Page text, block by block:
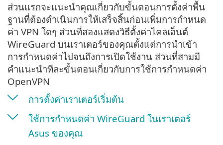
ส่วนแรกจะแนะนำคุณเกี่ยวกับขั้นตอนการตั้งค่าพื้น
ฐานที่ต้องดำเนินการให้เสร็จสิ้นก่อนเพิ่มการกำหนด
ค่า VPN ใดๆ ส่วนที่สองแสดงวิธีตั้งค่าไคลเอ็นต์
WireGuard บนเราเตอร์ของคุณตั้งแต่การนำเข้า
การกำหนดค่าไปจนถึงการเปิดใช้งาน ส่วนที่สามมี
คำแนะนำทีละขั้นตอนเกี่ยวกับการใช้การกำหนดค่า
OpenVPN
การตั้งค่าเราเตอร์เริ่มต้น
ใช้การกำหนดค่า WireGuard ในเราเตอร์
Asus ของคุณ